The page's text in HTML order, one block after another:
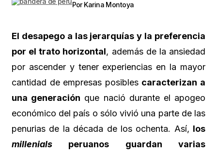
Por Karina Montoya
El desapego a las jerarquías y la preferencia
por el trato horizontal, además de la ansiedad
por ascender y tener experiencias en la mayor
cantidad de empresas posibles caracterizan a
una generación que nació durante el apogeo
económico del país o sólo vivió una parte de las
penurias de la década de los ochenta. Así, los
millenials peruanos guardan varias